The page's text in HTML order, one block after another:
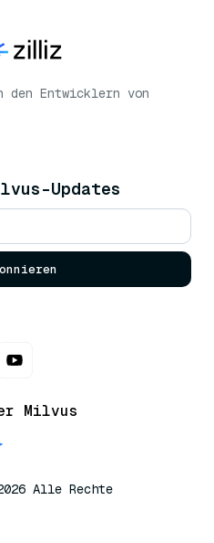
den Entwicklern von
Updates
Milvus
Alle Rechte